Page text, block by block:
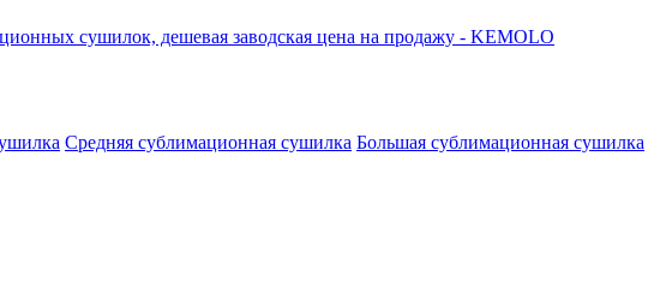
Средняя сублимационная сушилка Большая сублимационная сушилка